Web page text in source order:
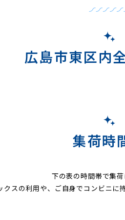
広島市東区内
集荷時
下の表の時間帯で集荷
クスの利用や、ご自身でコンビニに